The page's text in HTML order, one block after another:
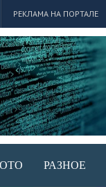
РЕКЛАМА НА ПОРТАЛЕ
РАЗНОЕ